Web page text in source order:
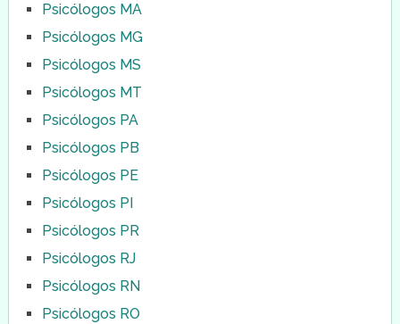
Psicólogos MA
Psicólogos MG
Psicólogos MS
Psicólogos MT
Psicólogos PA
Psicólogos PB
Psicólogos PE
Psicólogos PI
Psicólogos PR
Psicólogos RJ
Psicólogos RN
Psicólogos RO